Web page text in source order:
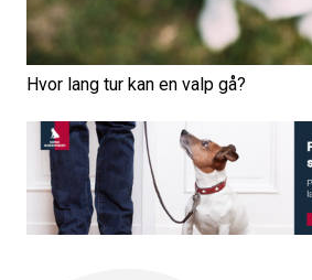
Hvor lang tur kan en valp gå?